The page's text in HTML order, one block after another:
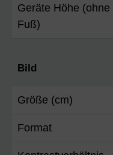
Geräte Höhe (ohne
Fuß)
Bild
Größe (cm)
Format